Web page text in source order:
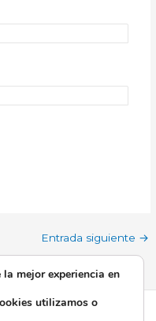
Entrada siguiente →
de Triana | Funciona
mejor experiencia en
utilizamos o